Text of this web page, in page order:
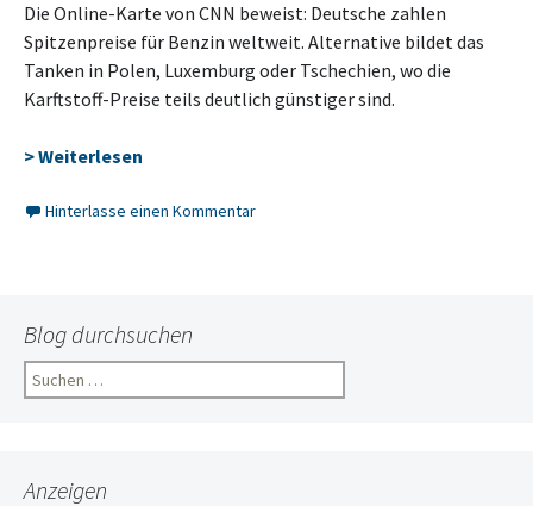
Die Online-Karte von CNN beweist: Deutsche zahlen
Spitzenpreise für Benzin weltweit. Alternative bildet das
Tanken in Polen, Luxemburg oder Tschechien, wo die
Karftstoff-Preise teils deutlich günstiger sind.
> Weiterlesen
Hinterlasse einen Kommentar
Blog durchsuchen
Suchen
nach:
Anzeigen